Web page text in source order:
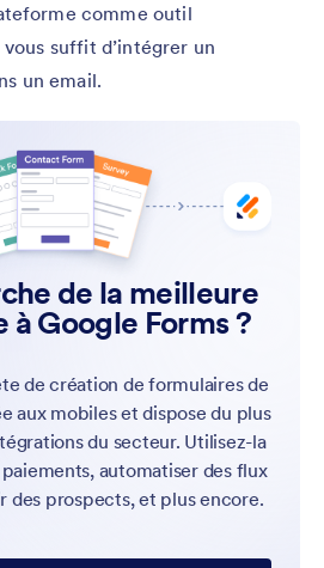
comme outil
suffit d’intégrer un
un email.
de la meilleure
Google Forms ?
de création de formulaires de
aux mobiles et dispose du plus
du secteur. Utilisez-la
automatiser des flux
des prospects, et plus encore.